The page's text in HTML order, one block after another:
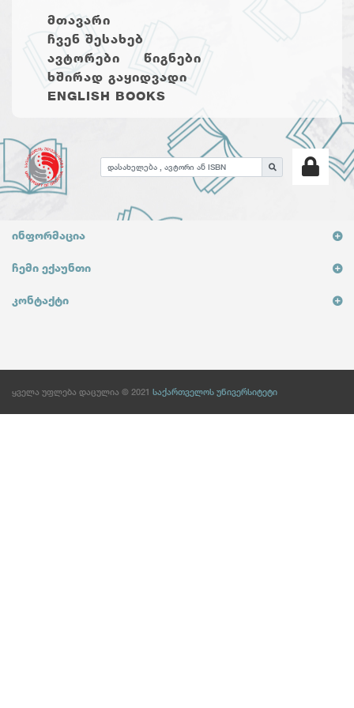
ᲛᲗᲐᲕᲐᲠᲘ
ᲩᲕᲔᲜ ᲨᲔᲡᲐᲮᲔᲑ
ᲐᲕᲢᲝᲠᲔᲑᲘ
ᲬᲘᲒᲜᲔᲑᲘ
ᲮᲨᲘᲠᲐᲓ ᲒᲐᲧᲘᲓᲕᲐᲓᲘ
ENGLISH BOOKS
ᲘᲜᲤᲝᲠᲛᲐᲪᲘᲐ
ყველა უფლება დაცულია © 2021 საქართველოს უნივერსიტეტი
ᲩᲔᲛᲘ ᲔᲥᲐᲣᲜᲗᲘ
ᲙᲝᲜᲢᲐᲥᲢᲘ